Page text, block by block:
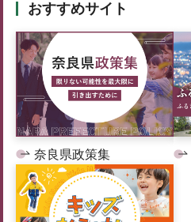
おすすめサイト
奈良県政策集